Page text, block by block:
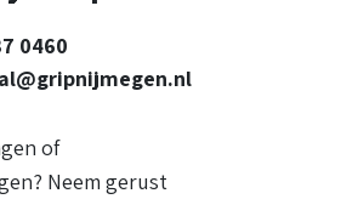
0460
of
Neem gerust